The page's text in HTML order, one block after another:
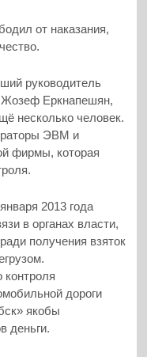
от наказания,
руководитель
Жозеф Еркнапешян,
несколько человек.
ЭВМ и
фирмы, которая
2013 года
в органах власти,
получения взяток
контроля
дороги
якобы
деньги.